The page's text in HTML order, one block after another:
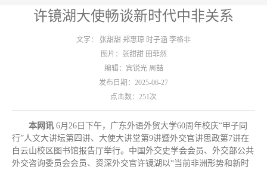
许镜湖大使畅谈新时代中非关系
文字： 张甜甜 郑惠琼 时子涵 李格非
图片：张甜甜 田菲然
编辑：宾锐光 周喆
发布日期：2025-06-27
点击数： 251次
本网讯 6月26日下午，广东外语外贸大学60周年校庆“甲子同
行”人文大讲坛第四讲、大使大讲堂第9讲暨外交官讲思政第7讲在
白云山校区图书馆报告厅举行。中国外交史学会会员、外交部公共
外交咨询委员会会员、资深外交官许镜湖以“当前非洲形势和新时